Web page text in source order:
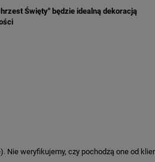
Święty" będzie idealną dekoracją
weryfikujemy, czy pochodzą one od